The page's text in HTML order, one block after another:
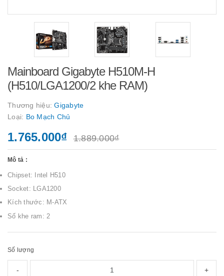
Mainboard Gigabyte H510M-H
(H510/LGA1200/2 khe RAM)
Thương hiệu:Gigabyte
Loại: Bo Mạch Chủ
1.765.000₫ 1.889.000₫
Mô tả :
Chipset: Intel H510
Socket: LGA1200
Kích thước: M-ATX
Số khe ram: 2
Số lượng
- +